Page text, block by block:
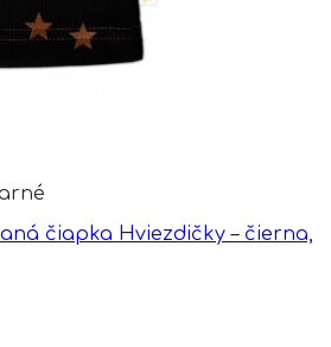
čiapka Hviezdičky – čierna,